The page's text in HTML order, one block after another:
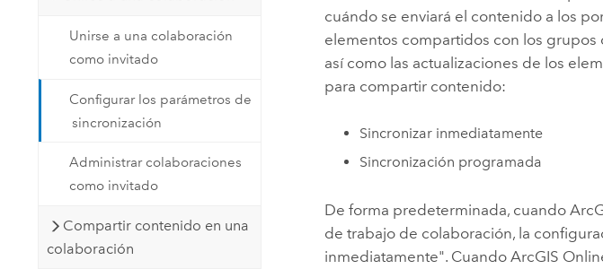
Unirse a una colaboración
como invitado
Configurar los parámetros de
sincronización
Administrar colaboraciones
como invitado
Compartir contenido en una
colaboración
cuándo se enviará el contenido a los
elementos compartidos con los
así como las actualizaciones de los
para compartir contenido:
Sincronizar inmediatamente
Sincronización programada
De forma predeterminada, cuando
de trabajo de colaboración, la
inmediatamente". CuandoArcGIS